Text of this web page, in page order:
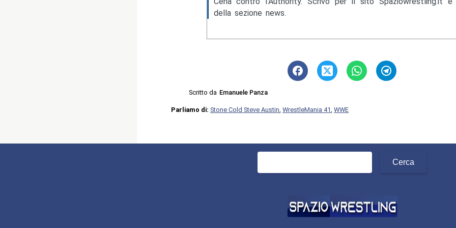
della sezione news.
Scritto da Emanuele Panza
Parliamo di: Stone Cold Steve Austin WrestleMania 41 WWE
Ricerca